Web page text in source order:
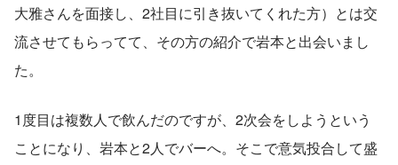
大雅さんを面接し、2社目に引き抜いてくれた方）とは交
流させてもらってて、その方の紹介で岩本と出会いまし
た。
1度目は複数人で飲んだのですが、2次会をしようという
ことになり、岩本と2人でバーへ。そこで意気投合して盛